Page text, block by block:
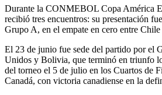
Durante la CONMEBOL Copa América
recibió tres encuentros: su presentación
Grupo A, en el empate en cero entre Chile
El 23 de junio fue sede del partido por el
Unidos y Bolivia, que terminó en triunfo
del torneo el 5 de julio en los Cuartos de
Canadá, con victoria canadiense en la